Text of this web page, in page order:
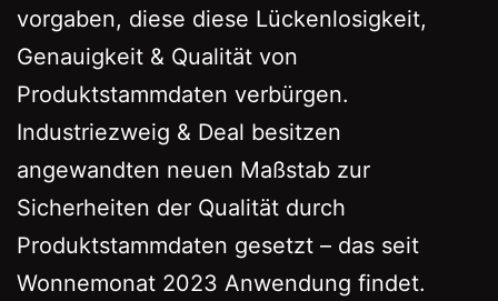
vorgaben, diese diese Lückenlosigkeit,
Genauigkeit & Qualität von
Produktstammdaten verbürgen.
Industriezweig & Deal besitzen
angewandten neuen Maßstab zur
Sicherheiten der Qualität durch
Produktstammdaten gesetzt – das seit
Wonnemonat 2023 Anwendung findet.